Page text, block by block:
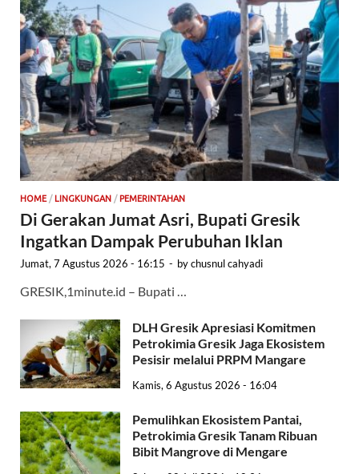
HOME / LINGKUNGAN / PEMERINTAHAN
Di Gerakan Jumat Asri, Bupati Gresik
Ingatkan Dampak Perubuhan Iklan
Jumat, 7 Agustus 2026 - 16:15 - bychusnul cahyadi
GRESIK,1minute.id – Bupati …
DLH Gresik Apresiasi Komitmen
Petrokimia Gresik Jaga Ekosistem
Pesisir melalui PRPM Mangare
Kamis, 6 Agustus 2026 - 16:04
Pemulihkan Ekosistem Pantai,
Petrokimia Gresik Tanam Ribuan
Bibit Mangrove di Mengare